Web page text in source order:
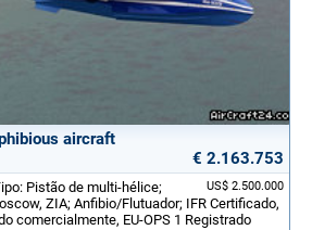
aircraft
€ 2.163.753
US$ 2.500.000
Pistão de multi-hélice;
ZIA; Anfibio/Flutuador; IFR Certificado,
comercialmente, EU-OPS 1 Registrado